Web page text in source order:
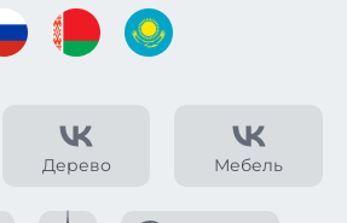
Дерево Мебель